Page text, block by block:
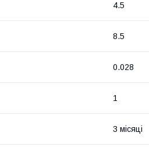
4.5
8.5
0.028
1
3 місяці